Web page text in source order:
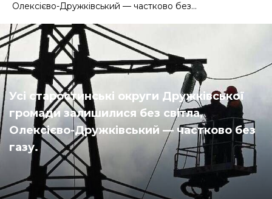
Олексієво-Дружківський — частково без...
Усі старостинські округи Дружківської
громади залишилися без світла,
Олексієво-Дружківський — частково без
газу.